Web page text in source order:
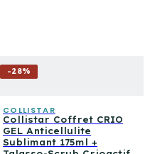
-28%
COLLISTAR
Collistar Coffret CRIO
GEL Anticellulite
Sublimant 175ml +